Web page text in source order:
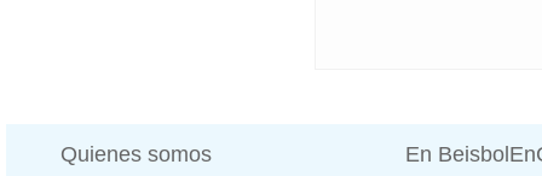
Quienes somos En